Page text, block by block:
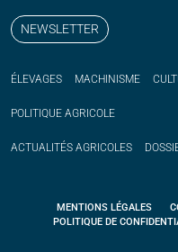
NEWSLETTER
ÉLEVAGES MACHINISME
POLITIQUE AGRICOLE
ACTUALITÉS AGRICOLES
MENTIONS LÉGALES
POLITIQUE DE